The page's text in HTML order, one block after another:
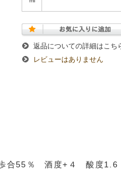
返品についての詳細はこち
レビューはありません
合55％ 酒度+４ 酸度